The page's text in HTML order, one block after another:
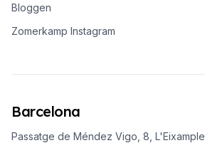
Bloggen
Zomerkamp Instagram
Barcelona
Passatge de Méndez Vigo, 8, L'Eixample,